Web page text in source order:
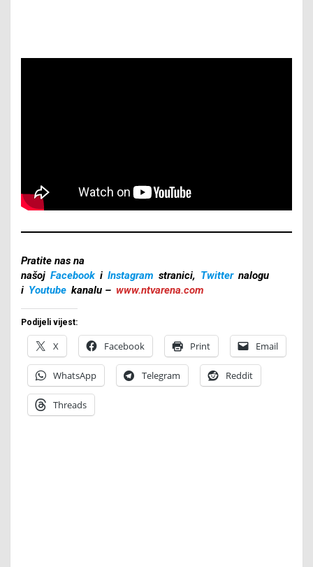
Pratite nas na
našoj Facebook i Instagram stranici, Twitter nalogu
i Youtube kanalu – www.ntvarena.com
Podijeli vijest:
X Facebook Print Email
WhatsApp Telegram Reddit
Threads